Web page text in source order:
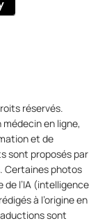
réservés.
médecin en ligne,
et de
sont proposés par
Certaines photos
de l’IA (intelligence
à l’origine en
sont